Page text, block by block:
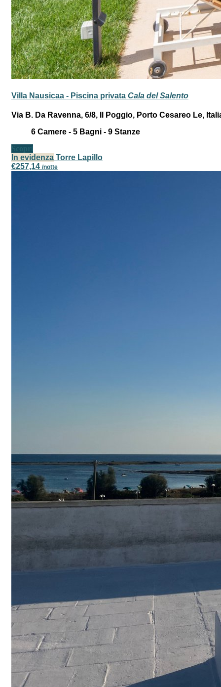
Villa Nausicaa - Piscina privata Cala del Salento
Via B. Da Ravenna, 6/8, Il Poggio, Porto Cesareo Le,
6 Camere - 5 Bagni - 9 Stanze
In evidenza Torre Lapillo
€257,14 /notte